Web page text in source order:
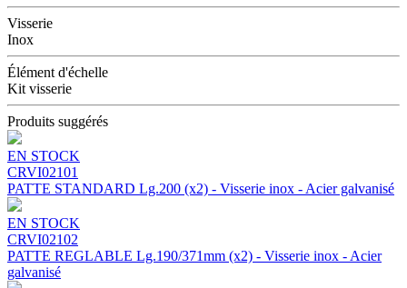
Visserie
Inox
Élément d'échelle
Kit visserie
Produits suggérés
EN STOCK
CRVI02101
PATTE STANDARD Lg.200 (x2) - Visserie inox - Acier galvanisé
EN STOCK
CRVI02102
PATTE REGLABLE Lg.190/371mm (x2) - Visserie inox - Acier
galvanisé